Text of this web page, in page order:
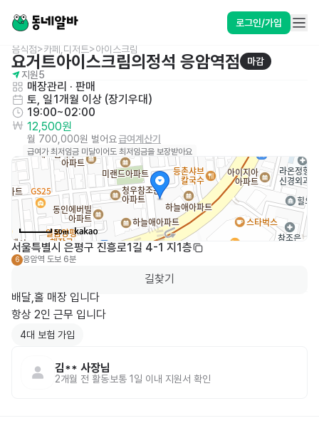
로그인/가입
음식점>카페,디저트>아이스크림
요거트아이스크림의정석 응암역점
마감
지원5
매장관리 · 판매
토, 일1개월 이상 (장기우대)
19:00~02:00
12,500원
월 700,000원 벌어요급여계산기
급여가 최저임금 미달이어도 최저임금을 보장받아요
50m
서울특별시 은평구 진흥로1길 4-1 지1층
6 응암역 도보 6분
길찾기
배달,홀 매장 입니다
4대 보험 가입
김** 사장님
2개월 전 활동 보통 1일 이내 지원서 확인